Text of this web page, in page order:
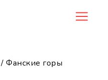
/ Фанские горы